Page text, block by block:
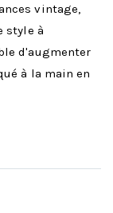
vintage,
style à
d'augmenter
à la main en